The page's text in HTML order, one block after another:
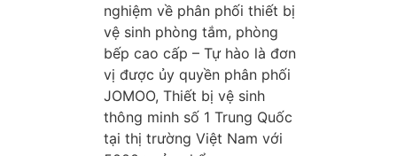
nghiệm về phân phối thiết bị
vệ sinh phòng tắm, phòng
bếp cao cấp – Tự hào là đơn
vị được ủy quyền phân phối
JOMOO, Thiết bị vệ sinh
thông minh số 1 Trung Quốc
tại thị trường Việt Nam với